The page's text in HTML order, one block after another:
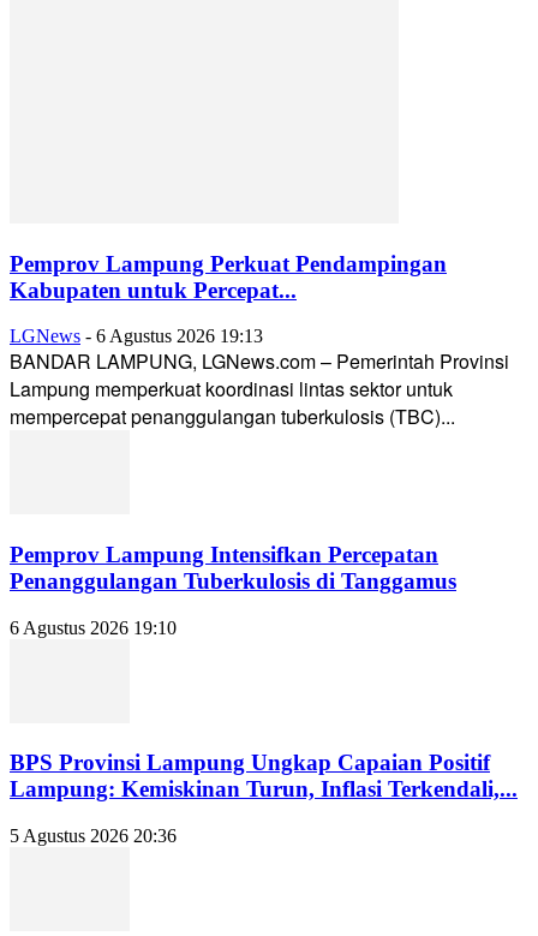
Pemprov Lampung Perkuat Pendampingan
Kabupaten untuk Percepat...
LGNews - 6 Agustus 2026 19:13
BANDAR LAMPUNG, LGNews.com – Pemerintah Provinsi
Lampung memperkuat koordinasi lintas sektor untuk
mempercepat penanggulangan tuberkulosis (TBC)...
Pemprov Lampung Intensifkan Percepatan
Penanggulangan Tuberkulosis di Tanggamus
6 Agustus 2026 19:10
BPS Provinsi Lampung Ungkap Capaian Positif
Lampung: Kemiskinan Turun, Inflasi Terkendali,...
5 Agustus 2026 20:36